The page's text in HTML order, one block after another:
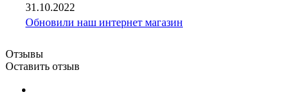
31.10.2022
Обновили наш интернет магазин
Отзывы
Оставить отзыв